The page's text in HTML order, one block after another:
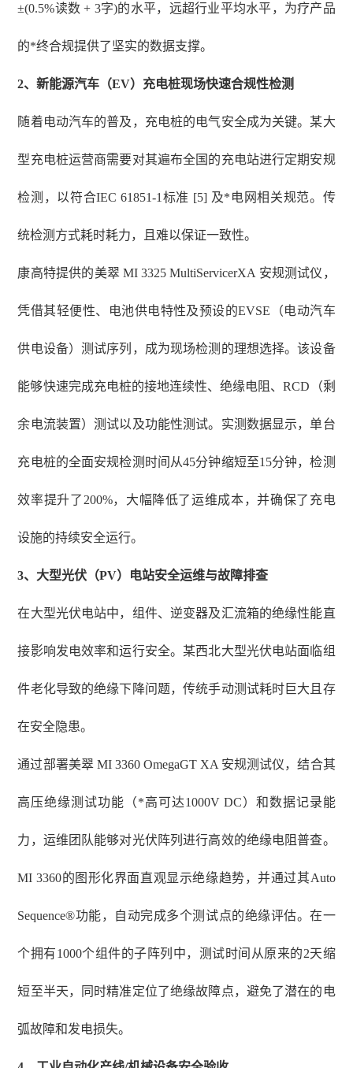
±(0.5%读数 + 3字)的水平，远超行业平均水平，为疗产品
的*终合规提供了坚实的数据支撑。
2、新能源汽车（EV）充电桩现场快速合规性检测
随着电动汽车的普及，充电桩的电气安全成为关键。某大
型充电桩运营商需要对其遍布全国的充电站进行定期安规
检测，以符合IEC 61851-1标准 [5] 及*电网相关规范。传
统检测方式耗时耗力，且难以保证一致性。
康高特提供的美翠 MI 3325 MultiServicerXA 安规测试仪，
凭借其轻便性、电池供电特性及预设的EVSE（电动汽车
供电设备）测试序列，成为现场检测的理想选择。该设备
能够快速完成充电桩的接地连续性、绝缘电阻、RCD（剩
余电流装置）测试以及功能性测试。实测数据显示，单台
充电桩的全面安规检测时间从45分钟缩短至15分钟，检测
效率提升了200%，大幅降低了运维成本，并确保了充电
设施的持续安全运行。
3、 大型光伏（PV）电站安全运维与故障排查
在大型光伏电站中，组件、逆变器及汇流箱的绝缘性能直
接影响发电效率和运行安全。某西北大型光伏电站面临组
件老化导致的绝缘下降问题，传统手动测试耗时巨大且存
在安全隐患。
通过部署美翠 MI 3360 OmegaGT XA 安规测试仪，结合其
高压绝缘测试功能（*高可达1000V DC）和数据记录能
力，运维团队能够对光伏阵列进行高效的绝缘电阻普查。
MI 3360的图形化界面直观显示绝缘趋势，并通过其Auto
Sequence®功能，自动完成多个测试点的绝缘评估。在一
个拥有1000个组件的子阵列中，测试时间从原来的2天缩
短至半天，同时精准定位了绝缘故障点，避免了潜在的电
弧故障和发电损失。